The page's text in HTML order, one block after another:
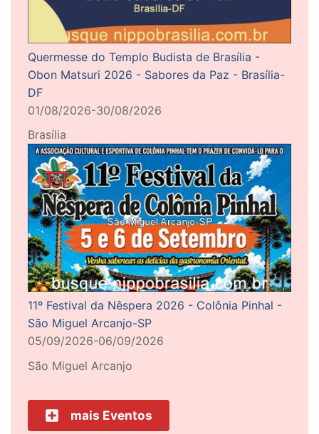
Quermesse do Templo Budista de Brasília -
Obon Matsuri 2026 - Sabores da Paz - Brasília-
DF
01/08/2026-30/08/2026
Brasília
11º Festival da Nêspera 2026 - Colônia Pinhal -
São Miguel Arcanjo-SP
05/09/2026-06/09/2026
São Miguel Arcanjo
mais Eventos